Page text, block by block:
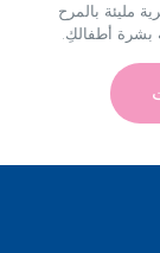
مليئة بالمرح
بشرة أطفالكِ.